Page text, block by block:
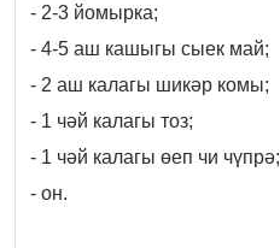
- 2-3 йомырка;
- 4-5 аш кашыгы сыек май;
- 2 аш калагы шикәр комы;
- 1 чәй калагы тоз;
- 1 чәй калагы өеп чи чүпрә;
- он.